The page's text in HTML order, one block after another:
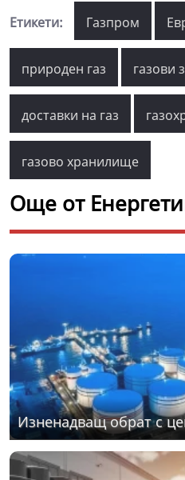
Етикети: Газпром
природен газ газови
доставки на газ
газово хранилище
Още от
Изненадващ обрат с